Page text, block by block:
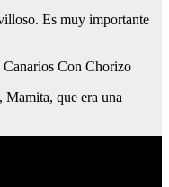
Es muy importante
Canarios Con Chorizo
que era una